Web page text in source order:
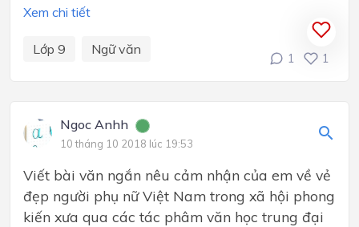
Xem chi tiết
Lớp 9 Ngữ văn
1 1
Ngoc Anhh
10 tháng 10 2018 lúc 19:53
Viết bài văn ngắn nêu cảm nhận của em về vẻ
đẹp người phụ nữ Việt Nam trong xã hội phong
kiến xưa qua các tác phâm văn học trung đại